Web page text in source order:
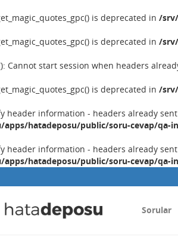
is deprecated in /
is deprecated in /
Cannot start session when headers
is deprecated in /
header information - headers already
hatadeposu/public/soru-cevap/qa-
header information - headers already
hatadeposu/public/soru-cevap/qa-
Sorular